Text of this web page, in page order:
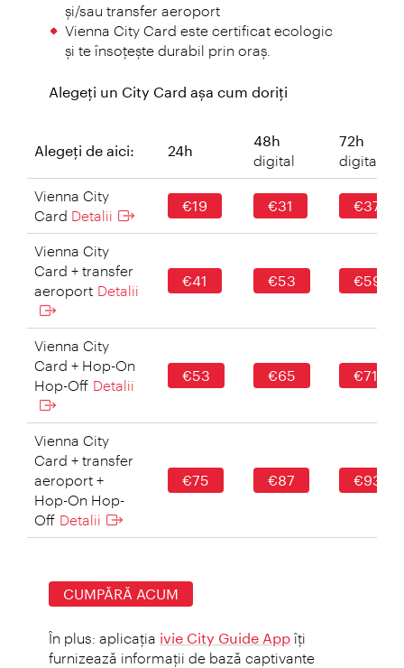
şi/sau transfer aeroport
Vienna City Card este certificat ecologic
şi te însoţeşte durabil prin oraş.
Alegeţi un City Card aşa cum doriţi
Alegeţi de aici: 24h
48h
digital
72h
digital
Vienna City
Card Detalii
€19 €31 €37
Vienna City
Card + transfer
aeroport Detalii
€41 €53 €59
Vienna City
Card + Hop-On
Hop-Off Detalii
€53 €65 €71
Vienna City
Card + transfer
aeroport +
Hop-On Hop-
Off Detalii
€75 €87 €93
CUMPĂRĂ ACUM
În plus: aplicaţia ivie City Guide App îţi
furnizează informaţii de bază captivante